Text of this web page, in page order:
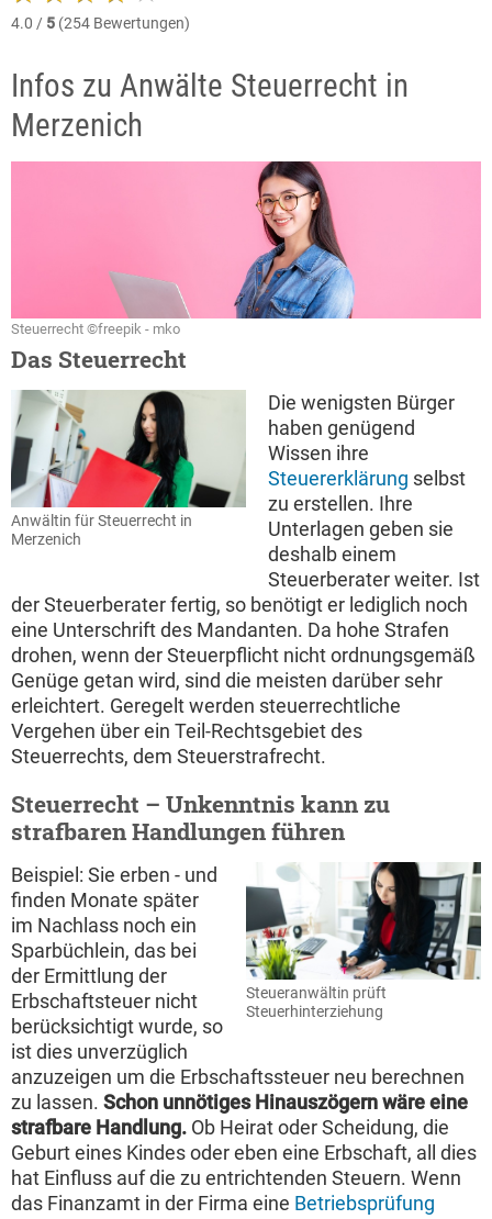
4.0 / 5 (254 Bewertungen)
Infos zu Anwälte Steuerrecht in
Merzenich
Steuerrecht ©freepik - mko
Das Steuerrecht
Anwältin für Steuerrecht in
Merzenich
Die wenigsten Bürger
haben genügend
Wissen ihre
Steuererklärung selbst
zu erstellen. Ihre
Unterlagen geben sie
deshalb einem
Steuerberater weiter. Ist
der Steuerberater fertig, so benötigt er lediglich noch
eine Unterschrift des Mandanten. Da hohe Strafen
drohen, wenn der Steuerpflicht nicht ordnungsgemäß
Genüge getan wird, sind die meisten darüber sehr
erleichtert. Geregelt werden steuerrechtliche
Vergehen über ein Teil-Rechtsgebiet des
Steuerrechts, dem Steuerstrafrecht.
Steuerrecht – Unkenntnis kann zu
strafbaren Handlungen führen
Steueranwältin prüft
Steuerhinterziehung
Beispiel: Sie erben - und
finden Monate später
im Nachlass noch ein
Sparbüchlein, das bei
der Ermittlung der
Erbschaftsteuer nicht
berücksichtigt wurde, so
ist dies unverzüglich
anzuzeigen um die Erbschaftssteuer neu berechnen
zu lassen. Schon unnötiges Hinauszögern wäre eine
strafbare Handlung. Ob Heirat oder Scheidung, die
Geburt eines Kindes oder eben eine Erbschaft, all dies
hat Einfluss auf die zu entrichtenden Steuern. Wenn
das Finanzamt in der Firma eine Betriebsprüfung